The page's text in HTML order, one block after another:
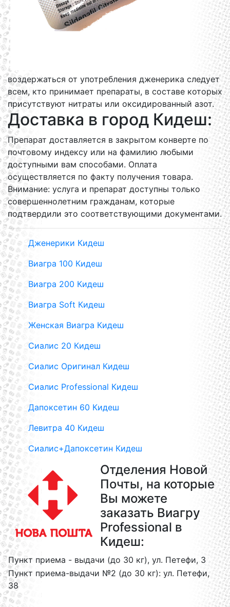
воздержаться от употребления дженерика следует
всем, кто принимает препараты, в составе которых
присутствуют нитраты или оксидированный азот.
Доставка в город Кидеш:
Препарат доставляется в закрытом конверте по
почтовому индексу или на фамилию любыми
доступными вам способами. Оплата
осуществляется по факту получения товара.
Внимание: услуга и препарат доступны только
совершеннолетним гражданам, которые
подтвердили это соответствующими документами.
Дженерики Кидеш
Виагра 100 Кидеш
Виагра 200 Кидеш
Виагра Soft Кидеш
Женская Виагра Кидеш
Сиалис 20 Кидеш
Сиалис Оригинал Кидеш
Сиалис Professional Кидеш
Дапоксетин 60 Кидеш
Левитра 40 Кидеш
Сиалис+Дапоксетин Кидеш
Отделения Новой
Почты, на которые
Вы можете
заказать Виагру
Professional в
Кидеш:
Пункт приема - выдачи (до 30 кг), ул. Петефи, 3
Пункт приема-выдачи №2 (до 30 кг): ул. Петефи,
38